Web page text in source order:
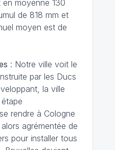
en moyenne 130
de 818 mm et
moyen est de
: Notre ville voit le
par les Ducs
la ville
rendre à Cologne
agrémentée de
pour installer tous